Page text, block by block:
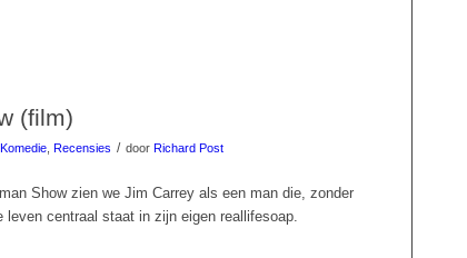
(film)
Komedie Recensies / door Richard Post
Show zien we Jim Carrey als een man die, zonder
leven centraal staat in zijn eigen reallifesoap.